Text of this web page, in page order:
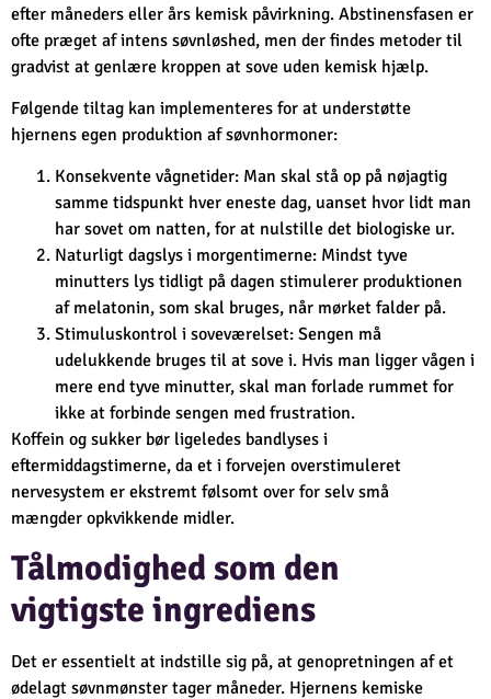
efter måneders eller års kemisk påvirkning. Abstinensfasen er
ofte præget af intens søvnløshed, men der findes metoder til
gradvist at genlære kroppen at sove uden kemisk hjælp.
Følgende tiltag kan implementeres for at understøtte
hjernens egen produktion af søvnhormoner:
Konsekvente vågnetider: Man skal stå op på nøjagtig
samme tidspunkt hver eneste dag, uanset hvor lidt man
har sovet om natten, for at nulstille det biologiske ur.
Naturligt dagslys i morgentimerne: Mindst tyve
minutters lys tidligt på dagen stimulerer produktionen
af melatonin, som skal bruges, når mørket falder på.
Stimuluskontrol i soveværelset: Sengen må
udelukkende bruges til at sove i. Hvis man ligger vågen i
mere end tyve minutter, skal man forlade rummet for
ikke at forbinde sengen med frustration.
Koffein og sukker bør ligeledes bandlyses i
eftermiddagstimerne, da et i forvejen overstimuleret
nervesystem er ekstremt følsomt over for selv små
mængder opkvikkende midler.
Tålmodighed som den
vigtigste ingrediens
Det er essentielt at indstille sig på, at genopretningen af et
ødelagt søvnmønster tager måneder. Hjernens kemiske